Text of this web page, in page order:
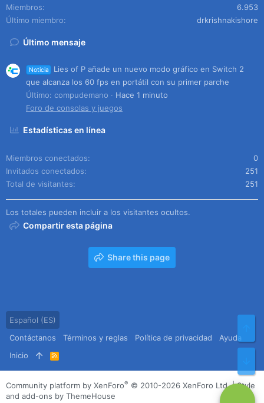
Miembros
6.953
Último miembro
drkrishnakishore
Último mensaje
Noticia
Lies of P añade un nuevo modo gráfico en Switch 2
que alcanza los 60 fps en portátil con su primer parche
Último: compudemano
Hace 1 minuto
Foro de consolas y juegos
Estadísticas en línea
Miembros conectados
0
Invitados conectados
251
Total de visitantes
251
Los totales pueden incluir a los visitantes ocultos.
Compartir esta página
Share this page
Español (ES)
Contáctanos
Términos y reglas Política de privacidad
Ayuda
Inicio
R
S
S
Community platform by XenForo® © 2010-2026 XenForo Ltd. |Style
and add-ons by ThemeHouse